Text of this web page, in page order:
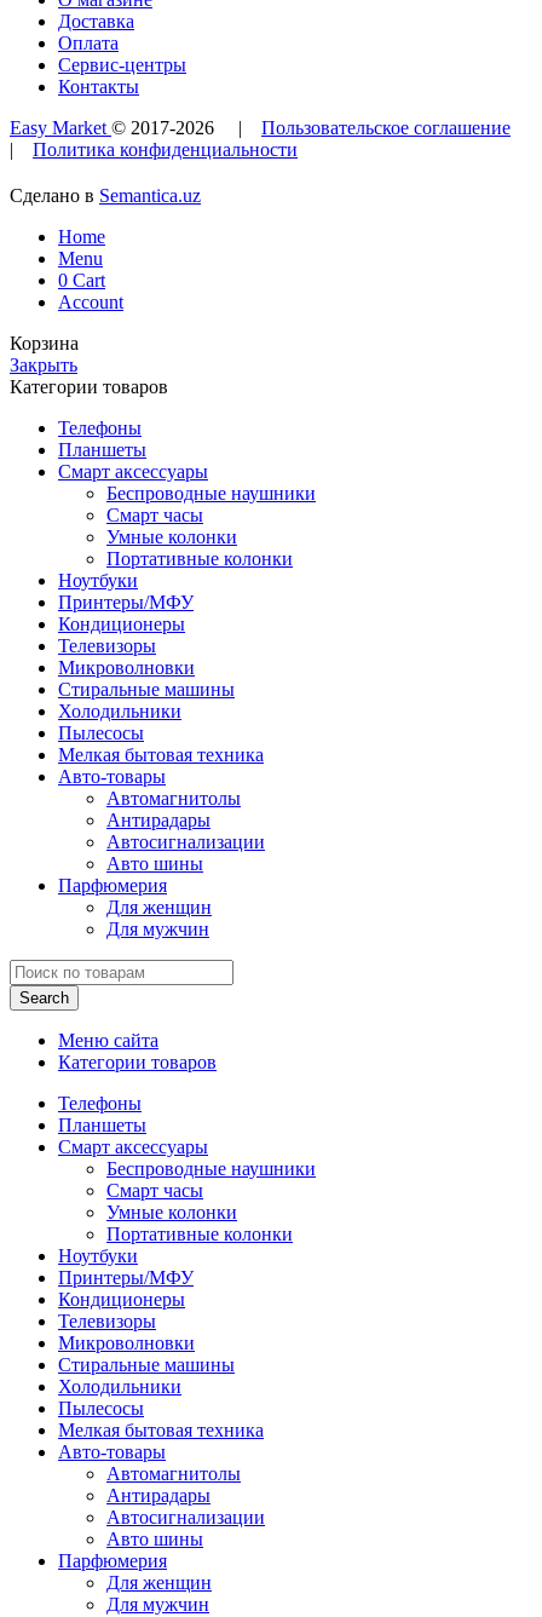
Доставка
Оплата
Сервис-центры
Контакты
Easy Market© 2017-2026
Пользовательское соглашение
Политика конфиденциальности
Сделано в Semantica.uz
Home
Menu
0 Cart
Account
Корзина
Закрыть
Категории товаров
Телефоны
Планшеты
Смарт аксессуары
Беспроводные наушники
Смарт часы
Умные колонки
Портативные колонки
Ноутбуки
Принтеры/МФУ
Кондиционеры
Телевизоры
Микроволновки
Стиральные машины
Холодильники
Пылесосы
Мелкая бытовая техника
Авто-товары
Автомагнитолы
Антирадары
Автосигнализации
Авто шины
Парфюмерия
Для женщин
Для мужчин
Search
Меню сайта
Категории товаров
Телефоны
Планшеты
Смарт аксессуары
Беспроводные наушники
Смарт часы
Умные колонки
Портативные колонки
Ноутбуки
Принтеры/МФУ
Кондиционеры
Телевизоры
Микроволновки
Стиральные машины
Холодильники
Пылесосы
Мелкая бытовая техника
Авто-товары
Автомагнитолы
Антирадары
Автосигнализации
Авто шины
Парфюмерия
Для женщин
Для мужчин